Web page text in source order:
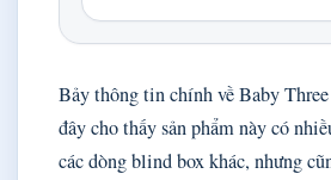
Bảy thông tin chính về Baby
đây cho thấy sản phẩm này có
các dòng blind box khác, nhưng